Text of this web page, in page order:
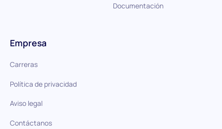
Documentación
Empresa
Carreras
Política de privacidad
Aviso legal
Contáctanos